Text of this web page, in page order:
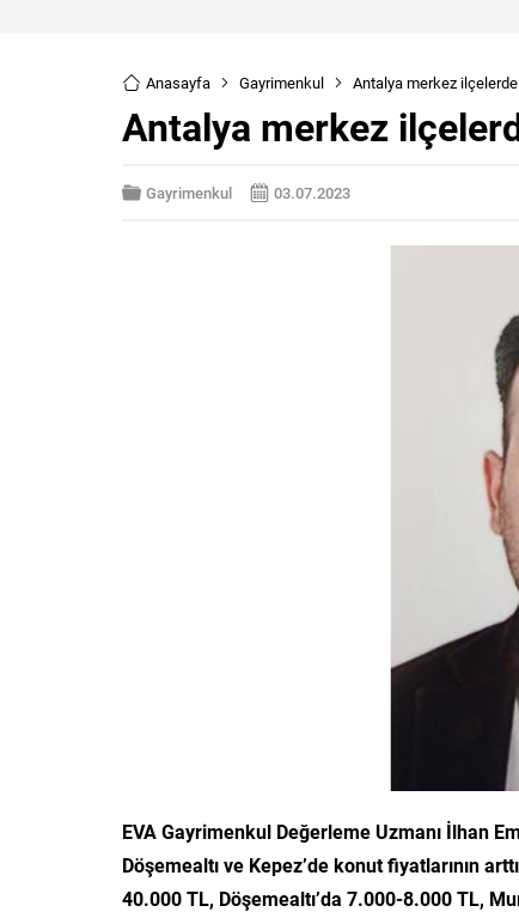
Anasayfa Gayrimenkul Antalya merkez
Antalya merkez
Gayrimenkul 03.07.2023
EVA Gayrimenkul Değerleme Uzmanı İlhan
Döşemealtı ve Kepez’de konut fiyatlarının
40.000 TL, Döşemealtı’da 7.000-8.000 TL,